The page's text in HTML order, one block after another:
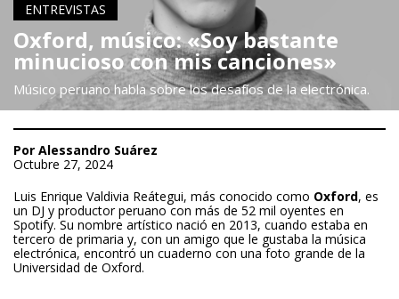
ENTREVISTAS
Oxford, músico: «Soy bastante
minucioso con mis canciones»
Músico peruano habla sobre los desafíos de la electrónica.
Por Alessandro Suárez
Octubre 27, 2024
Luis Enrique Valdivia Reátegui, más conocido como Oxford, es
un DJ y productor peruano con más de 52 mil oyentes en
Spotify. Su nombre artístico nació en 2013, cuando estaba en
tercero de primaria y, con un amigo que le gustaba la música
electrónica, encontró un cuaderno con una foto grande de la
Universidad de Oxford.